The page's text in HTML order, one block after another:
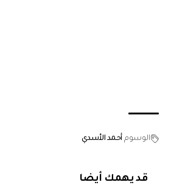
الوسوم أحمد الأسدي
قد يهمك أيضا